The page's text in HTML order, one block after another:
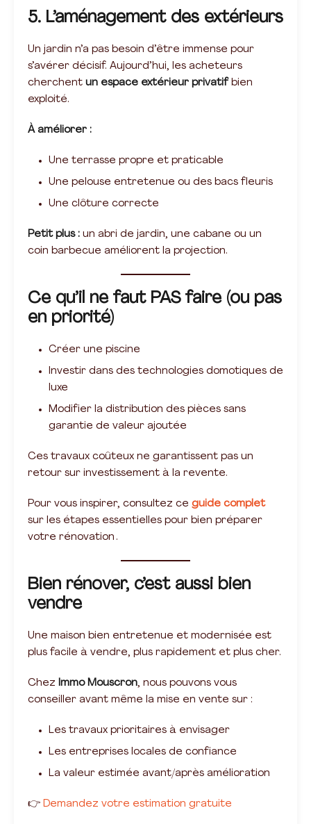
5. L’aménagement des extérieurs
Un jardin n’a pas besoin d’être immense pour
s’avérer décisif. Aujourd’hui, les acheteurs
cherchent un espace extérieur privatif bien
exploité.
À améliorer :
Une terrasse propre et praticable
Une pelouse entretenue ou des bacs fleuris
Une clôture correcte
Petit plus : un abri de jardin, une cabane ou un
coin barbecue améliorent la projection.
Ce qu’il ne faut PAS faire (ou pas
en priorité)
Créer une piscine
Investir dans des technologies domotiques de
luxe
Modifier la distribution des pièces sans
garantie de valeur ajoutée
Ces travaux coûteux ne garantissent pas un
retour sur investissement à la revente.
Pour vous inspirer, consultez ce guide complet
sur les étapes essentielles pour bien préparer
votre rénovation .
Bien rénover, c’est aussi bien
vendre
Une maison bien entretenue et modernisée est
plus facile à vendre, plus rapidement et plus cher.
Chez Immo Mouscron, nous pouvons vous
conseiller avant même la mise en vente sur :
Les travaux prioritaires à envisager
Les entreprises locales de confiance
La valeur estimée avant/après amélioration
👉 Demandez votre estimation gratuite